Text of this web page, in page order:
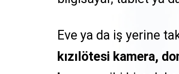
Eve ya da iş yerine
kızılötesi kamera,